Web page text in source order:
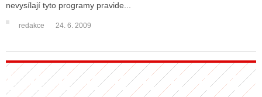
STRÁNKY RÁDIÍ
STRÁNKY TV
TISK
nevysílají tyto programy pravide...
redakce 24. 6. 2009